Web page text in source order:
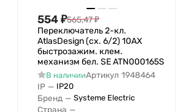
Возвратно-нажимной
Оформление
Опорное, несущее кольцо
Подходит для степени
защиты IP
IP20
Ширина устройства
Высота устройства
554₽565,47₽
Переключатель 2-кл.
AtlasDesign (сх. 6/2) 10AX
быстрозажим. клем.
механизм бел. SE ATN000165S
В наличииАртикул 1948464
IP — IP20
Бренд — Systeme Electric
Страна —